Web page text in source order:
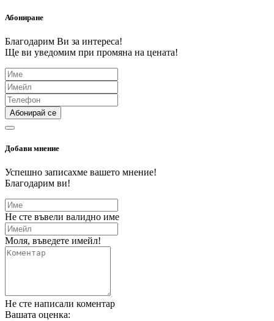
Абониране
Благодарим Ви за интереса!
Ще ви уведомим при промяна на цената!
Абонирай се
Добави мнение
Успешно записахме вашето мнение!
Благодарим ви!
Не сте въвели валидно име
Моля, въведете имейл!
Не сте написали коментар
Вашата оценка: